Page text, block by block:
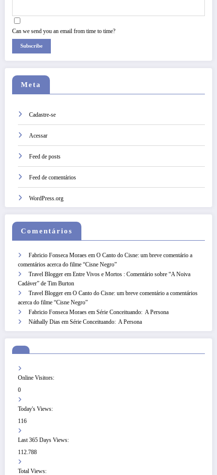
Can we send you an email from time to time?
Subscribe
Meta
Cadastre-se
Acessar
Feed de posts
Feed de comentários
WordPress.org
Comentários
Fabricio Fonseca Moraes em O Canto do Cisne: um breve comentário a
comentários acerca do filme “Cisne Negro”
Travel Blogger em Entre Vivos e Mortos : Comentário sobre “A Noiva
Cadáver” de Tim Burton
Travel Blogger em O Canto do Cisne: um breve comentário a comentários
acerca do filme “Cisne Negro”
Fabricio Fonseca Moraes em Série Conceituando: A Persona
Náthally Dias em Série Conceituando: A Persona
Online Visitors:
0
Today's Views:
116
Last 365 Days Views:
112.788
Total Views: